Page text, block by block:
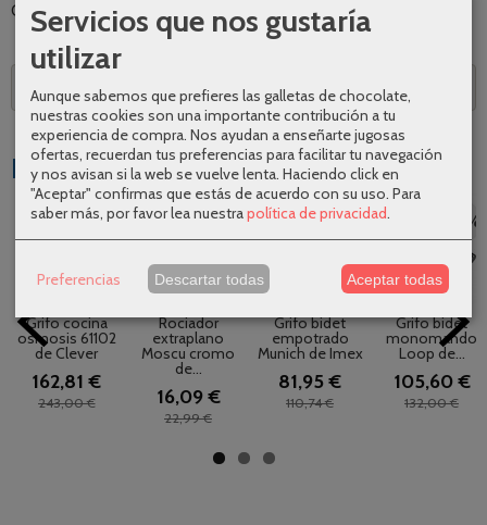
Categoría: Grifería
Descripción
Productos Relacionados
-33 %
Grifo cocina
osmosis 61102
de Clever
162,81 €
243,00 €
-30 %
Rociador
extraplano
Moscu cromo
de...
16,09 €
22,99 €
-26 %
Grifo bidet
empotrado
Munich de Imex
81,95 €
110,74 €
-20 %
Grifo bidet
monomando
Loop de...
105,60 €
132,00 €
Servicios que nos gustaría
utilizar
Aunque sabemos que prefieres las galletas de chocolate,
nuestras cookies son una importante contribución a tu
experiencia de compra. Nos ayudan a enseñarte jugosas
ofertas, recuerdan tus preferencias para facilitar tu navegación
y nos avisan si la web se vuelve lenta. Haciendo click en
"Aceptar" confirmas que estás de acuerdo con su uso. Para
saber más, por favor lea nuestrapolítica de privacidad.
Preferencias Descartar todas Aceptar todas